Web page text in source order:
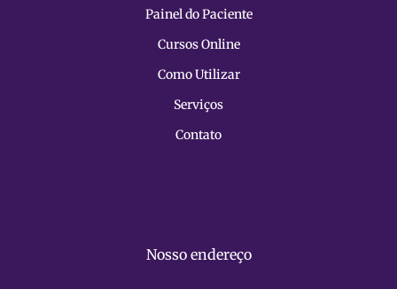
Painel do Paciente
Cursos Online
Como Utilizar
Serviços
Contato
Nosso endereço